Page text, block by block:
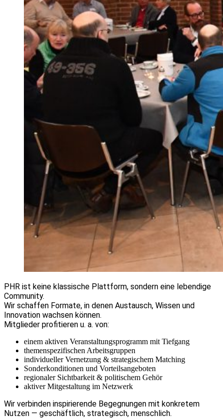
PHR ist keine klassische Plattform, sondern eine lebendige
Community.
Wir schaffen Formate, in denen Austausch, Wissen und
Innovation wachsen können.
Mitglieder profitieren u. a. von:
einem aktiven Veranstaltungsprogramm mit Tiefgang
themenspezifischen Arbeitsgruppen
individueller Vernetzung & strategischem Matching
Sonderkonditionen und Vorteilsangeboten
regionaler Sichtbarkeit & politischem Gehör
aktiver Mitgestaltung im Netzwerk
Wir verbinden inspirierende Begegnungen mit konkretem
Nutzen — geschäftlich, strategisch, menschlich.